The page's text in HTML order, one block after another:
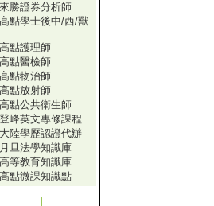
來勝證券分析師
高點學士後中/西/獸
高點護理師
高點醫檢師
高點物治師
高點放射師
高點公共衛生師
登峰英文專修課程
大陸學歷認證代辦
月旦法學知識庫
高等教育知識庫
高點微課知識點